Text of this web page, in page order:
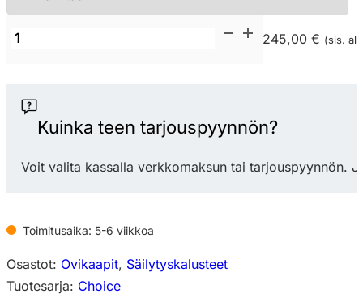
Narbutas
ovikaappi
määrä
245,00 € (sis.
Kuinka teen tarjouspyynnön?
Voit valita kassalla verkkomaksun tai tarjouspyynnön.
Toimitusaika: 5-6 viikkoa
Osastot: Ovikaapit, Säilytyskalusteet
Tuotesarja: Choice